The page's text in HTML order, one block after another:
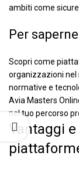
ambiti come
Per
Scopri come
organizzazioni nel
normative e
Avia Masters
nel tuo percorso
Vantaggi